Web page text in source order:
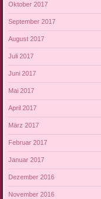
Oktober 2017
September 2017
August 2017
Juli 2017
Juni 2017
Mai 2017
April 2017
März 2017
Februar 2017
Januar 2017
Dezember 2016
November 2016